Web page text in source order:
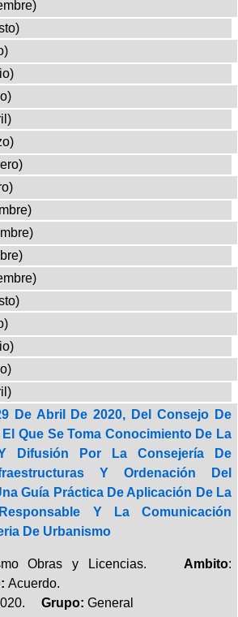
De Abril De 2020, Del Consejo De
Que Se Toma Conocimiento De La
Difusión Por La Consejería De
Y Ordenación Del
Guía Práctica De Aplicación De La
Y La Comunicación
De Urbanismo
Obras y Licencias. Ambito:
Acuerdo.
Grupo: General